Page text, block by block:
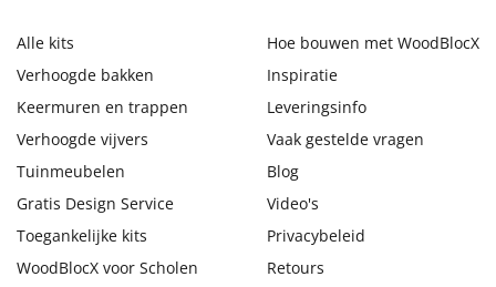
Alle kits
Verhoogde bakken
Keermuren en trappen
Verhoogde vijvers
Tuinmeubelen
Gratis Design Service
Toegankelijke kits
WoodBlocX voor Scholen
Hoe bouwen met WoodBlocX
Inspiratie
Leveringsinfo
Vaak gestelde vragen
Blog
Video's
Privacybeleid
Retours